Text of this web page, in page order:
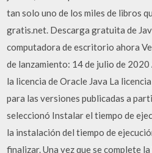
tan solo uno de los miles de libros
gratis.net. Descarga gratuita de
computadora de escritorio ahora
de lanzamiento: 14 de julio de
la licencia de Oracle Java La
para las versiones publicadas a
seleccionó Instalar el tiempo de
la instalación del tiempo de
finalizar. Una vez que se complete